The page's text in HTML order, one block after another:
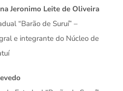
Jeronimo Leite de Oliveira
“Barão de Suruí” –
e integrante do Núcleo de